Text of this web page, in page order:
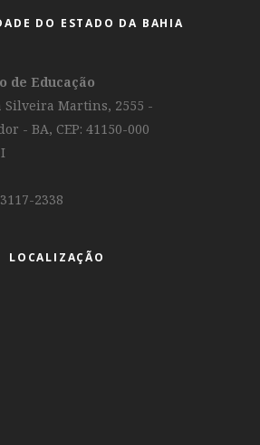
DO ESTADO DA BAHIA
de Educação
Silveira Martins, 2555 -
- BA, CEP: 41150-000
2338
LOCALIZAÇÃO